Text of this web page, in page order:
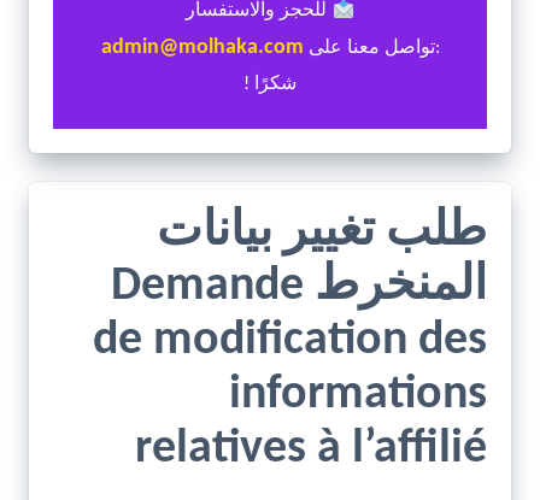
للحجز والاستفسار
:تواصل معنا على admin@molhaka.com
شكرًا !
طلب تغيير بيانات
المنخرط Demande
de modification des
informations
relatives à l’affilié